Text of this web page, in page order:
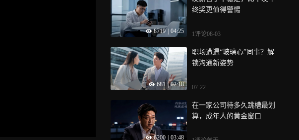
8719 04:25
终奖更值得警惕
1评论08-03
681 | 02:18
职场遭遇“玻璃心”同事？解
锁沟通新姿势
07-22
6200 03:48
在一家公司待多久跳槽最划
算，成年人的黄金窗口